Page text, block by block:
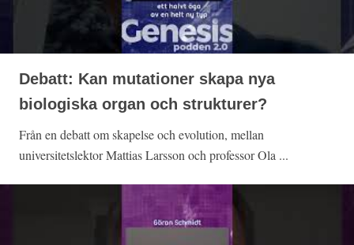
Debatt: Kan mutationer skapa nya
biologiska organ och strukturer?
Från en debatt om skapelse och evolution, mellan
universitetslektor Mattias Larsson och professor Ola ...